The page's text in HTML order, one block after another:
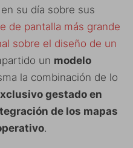
su día sobre sus
de pantalla más grande
sobre el diseño de un
un modelo
la combinación de lo
gestado en
de los mapas
.